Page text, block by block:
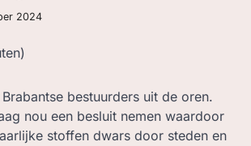
2024
bestuurders uit de oren.
nou een besluit nemen waardoor
stoffen dwars door steden en